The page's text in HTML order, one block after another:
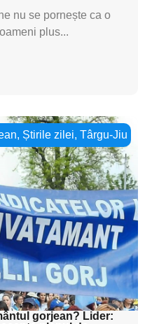
nu se pornește ca o
plus...
, Știrile zilei, Târgu-Jiu
pentru
aici
aici
aici
gorjean? Lider: